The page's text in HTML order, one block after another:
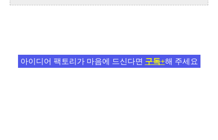
아이디어 팩토리가 마음에 드신다면 구독+해 주세요